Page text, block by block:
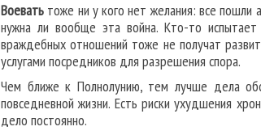
Воевать тоже ни у кого нет желания: все пошли
нужна ли вообще эта война. Кто-то
враждебных отношений тоже не получат
услугами посредников для разрешения спора.
Чем ближе к Полнолунию, тем лучше дела
повседневной жизни. Есть риски ухудшения
дело постоянно.